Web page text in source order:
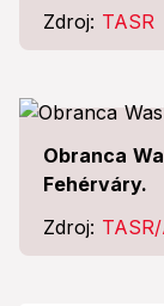
Zdroj: TASR
Obranca
Fehérváry.
Zdroj: